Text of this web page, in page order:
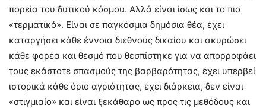
πορεία του δυτικού κόσμου. Αλλά είναι ίσως και το πιο
«τερματικό». Είναι σε παγκόσμια δημόσια θέα, έχει
καταργήσει κάθε έννοια διεθνούς δικαίου και ακυρώσει
κάθε φορέα και θεσμό που θεσπίστηκε για να απορροφάει
τους εκάστοτε σπασμούς της βαρβαρότητας, έχει υπερβεί
ιστορικά κάθε όριο αγριότητας, έχει διάρκεια, δεν είναι
«στιγμιαίο» και είναι ξεκάθαρο ως προς τις μεθόδους και